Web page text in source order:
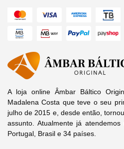
A loja online Âmbar Báltico
Madalena Costa que teve o seu
julho de 2015 e, desde então,
assunto. Atualmente já
Portugal, Brasil e 34 países.